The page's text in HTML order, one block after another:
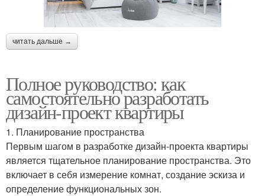
читать дальше →
Полное руководство: как
самостоятельно разработать
дизайн-проект квартиры
1. Планирование пространства
Первым шагом в разработке дизайн-проекта квартиры
является тщательное планирование пространства. Это
включает в себя измерение комнат, создание эскиза и
определение функциональных зон.